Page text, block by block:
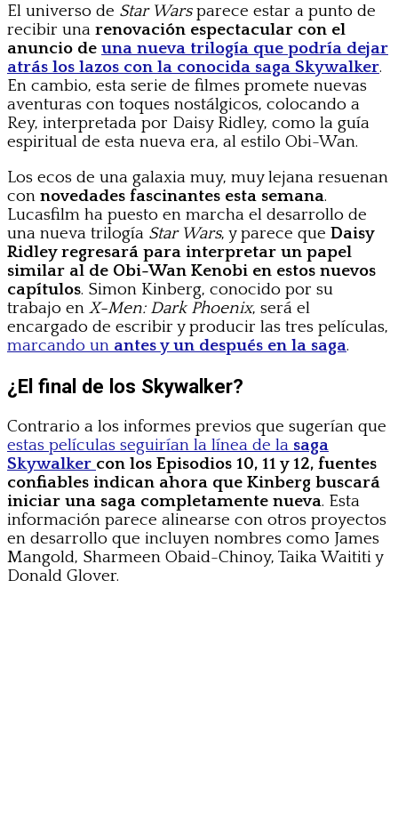
El universo de Star Warsparece estar a punto de
recibir una renovación espectacular con el
anuncio de una nueva trilogía que podría dejar
atrás los lazos con la conocida saga Skywalker.
En cambio, esta serie de filmes promete nuevas
aventuras con toques nostálgicos, colocando a
Rey, interpretada por Daisy Ridley, como la guía
espiritual de esta nueva era, al estilo Obi-Wan.
Los ecos de una galaxia muy, muy lejana resuenan
con novedades fascinantes esta semana.
Lucasfilm ha puesto en marcha el desarrollo de
una nueva trilogía Star Wars, y parece que Daisy
Ridley regresará para interpretar un papel
similar al de Obi-Wan Kenobi en estos nuevos
capítulos. Simon Kinberg, conocido por su
trabajo en X-Men: Dark Phoenix, será el
encargado de escribir y producir las tres películas,
marcando un antes y un después en la saga.
¿El final de los Skywalker?
Contrario a los informes previos que sugerían que
estas películas seguirían la línea de la saga
Skywalker con los Episodios 10, 11 y 12, fuentes
confiables indican ahora que Kinberg buscará
iniciar una saga completamente nueva. Esta
información parece alinearse con otros proyectos
en desarrollo que incluyen nombres como James
Mangold, Sharmeen Obaid-Chinoy, Taika Waititi y
Donald Glover.